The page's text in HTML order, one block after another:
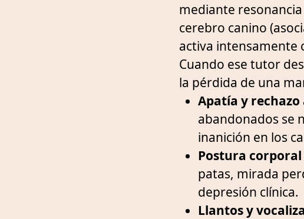
mediante
cerebro canino
activa intensamente
Cuando ese tutor
la pérdida de una
Apatía y
abandonados se
inanición en los
Postura
patas, mirada
depresión clínica.
Llantos y